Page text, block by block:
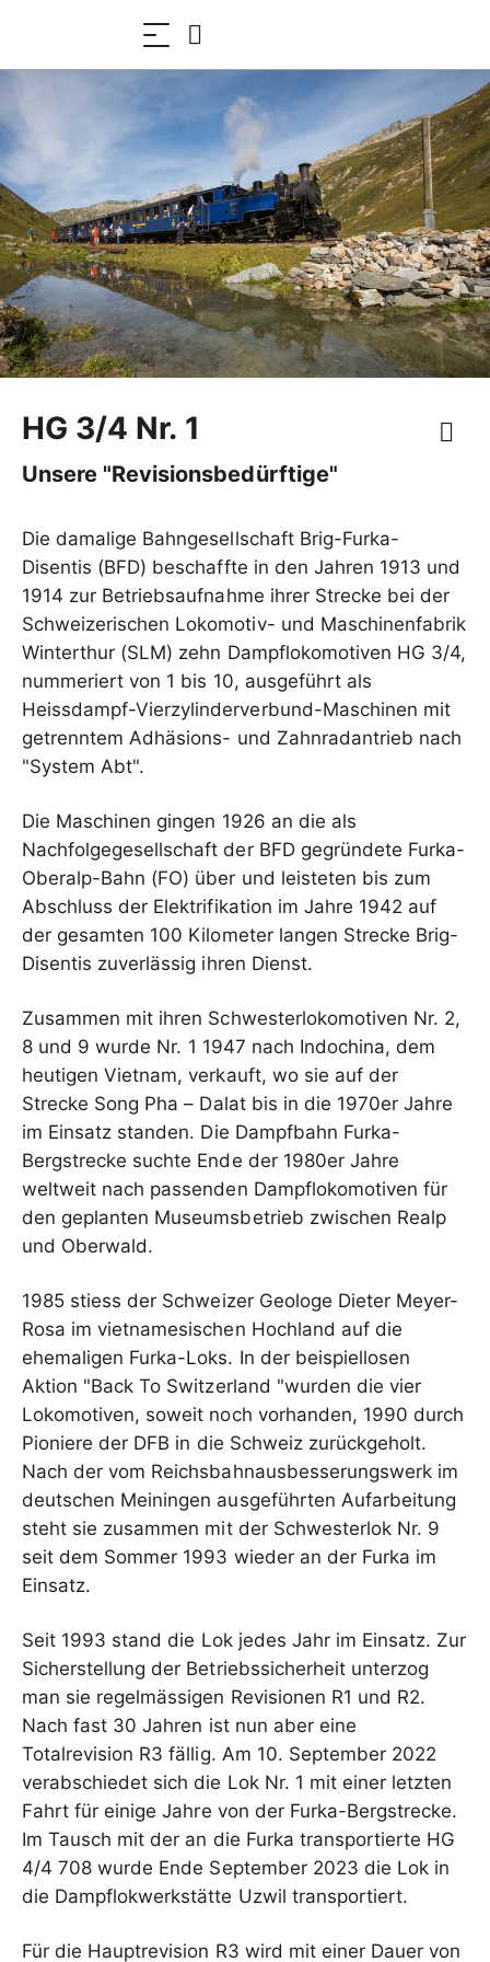
HG 3/4 Nr. 1
Unsere "Revisionsbedürftige"
Die damalige Bahngesellschaft Brig-Furka-
Disentis (BFD) beschaffte in den Jahren 1913 und
1914 zur Betriebsaufnahme ihrer Strecke bei der
Schweizerischen Lokomotiv- und Maschinenfabrik
Winterthur (SLM) zehn Dampflokomotiven HG 3/4,
nummeriert von 1 bis 10, ausgeführt als
Heissdampf-Vierzylinderverbund-Maschinen mit
getrenntem Adhäsions- und Zahnradantrieb nach
"System Abt".
Die Maschinen gingen 1926 an die als
Nachfolgegesellschaft der BFD gegründete Furka-
Oberalp-Bahn (FO) über und leisteten bis zum
Abschluss der Elektrifikation im Jahre 1942 auf
der gesamten 100 Kilometer langen Strecke Brig-
Disentis zuverlässig ihren Dienst.
Zusammen mit ihren Schwesterlokomotiven Nr. 2,
8 und 9 wurde Nr. 1 1947 nach Indochina, dem
heutigen Vietnam, verkauft, wo sie auf der
Strecke Song Pha – Dalat bis in die 1970er Jahre
im Einsatz standen. Die Dampfbahn Furka-
Bergstrecke suchte Ende der 1980er Jahre
weltweit nach passenden Dampflokomotiven für
den geplanten Museumsbetrieb zwischen Realp
und Oberwald.
1985 stiess der Schweizer Geologe Dieter Meyer-
Rosa im vietnamesischen Hochland auf die
ehemaligen Furka-Loks. In der beispiellosen
Aktion "Back To Switzerland "wurden die vier
Lokomotiven, soweit noch vorhanden, 1990 durch
Pioniere der DFB in die Schweiz zurückgeholt.
Nach der vom Reichsbahnausbesserungswerk im
deutschen Meiningen ausgeführten Aufarbeitung
steht sie zusammen mit der Schwesterlok Nr. 9
seit dem Sommer 1993 wieder an der Furka im
Einsatz.
Seit 1993 stand die Lok jedes Jahr im Einsatz. Zur
Sicherstellung der Betriebssicherheit unterzog
man sie regelmässigen Revisionen R1 und R2.
Nach fast 30 Jahren ist nun aber eine
Totalrevision R3 fällig. Am 10. September 2022
verabschiedet sich die Lok Nr. 1 mit einer letzten
Fahrt für einige Jahre von der Furka-Bergstrecke.
Im Tausch mit der an die Furka transportierte HG
4/4 708 wurde Ende September 2023 die Lok in
die Dampflokwerkstätte Uzwil transportiert.
Für die Hauptrevision R3 wird mit einer Dauer von